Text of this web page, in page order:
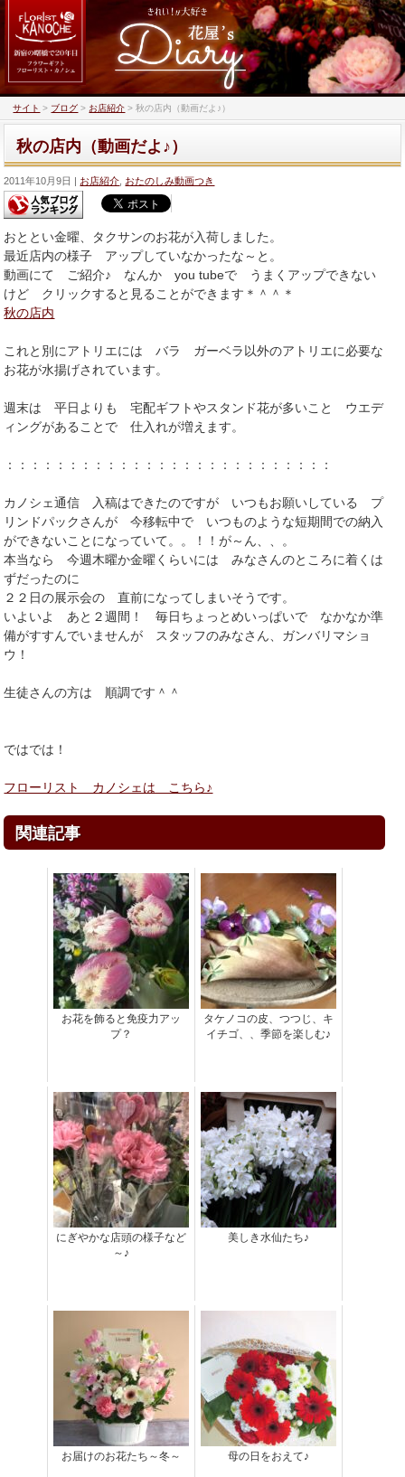
サイト > ブログ >お店紹介 >秋の店内（動画だよ♪）
秋の店内（動画だよ♪）
2011年10月9日 お店紹介 おたのしみ動画つき
おととい金曜、タクサンのお花が入荷しました。
最近店内の様子 アップしていなかったな～と。
動画にて ご紹介♪ なんか you tubeで うまくアップできない
けど クリックすると見ることができます＊＾＾＊
秋の店内
これと別にアトリエには バラ ガーベラ以外のアトリエに必要な
お花が水揚げされています。
週末は 平日よりも 宅配ギフトやスタンド花が多いこと ウエデ
ィングがあることで 仕入れが増えます。
：：：：：：：：：：：：：：：：：：：：：：：：：：
カノシェ通信 入稿はできたのですが いつもお願いしている プ
リンドパックさんが 今移転中で いつものような短期間での納入
ができないことになっていて。。！！が～ん、、。
本当なら 今週木曜か金曜くらいには みなさんのところに着くは
ずだったのに
２２日の展示会の 直前になってしまいそうです。
いよいよ あと２週間！ 毎日ちょっとめいっぱいで なかなか準
備がすすんでいませんが スタッフのみなさん、ガンバリマショ
ウ！
生徒さんの方は 順調です＾＾
ではでは！
フローリスト カノシェは こちら♪
関連記事
お花を飾ると免疫力アッ
プ？
タケノコの皮、つつじ、キ
イチゴ、、季節を楽しむ♪
にぎやかな店頭の様子など
～♪
美しき水仙たち♪
お届けのお花たち～冬～ 母の日をおえて♪